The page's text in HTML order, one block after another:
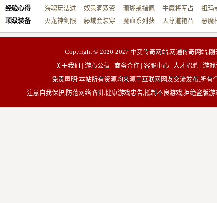
增…
元…
带…
祝…
台…
经验心得
海魂玩法进
阶…
奴隶洞双资
源…
珊瑚戒指佩
戴…
牛魔将军占
占…
祖玛
动…
顶级装备
火龙神剑限
制…
藤域套装穿
戴…
魔血系列获
取…
天尊道袍凸
显…
恶魔
有…
Copyright © 2026-2027 中变传奇网站,网通传奇网站,
关于我们 | 游心公益 | 商务合作 | 客服中心 | 人才招聘 | 游
免责声明:本站所有资源均来源于互联网网友交流发布,所
注意自我保护,防范网络陷阱.健康游戏忠告,抵制不良游戏,拒绝盗版